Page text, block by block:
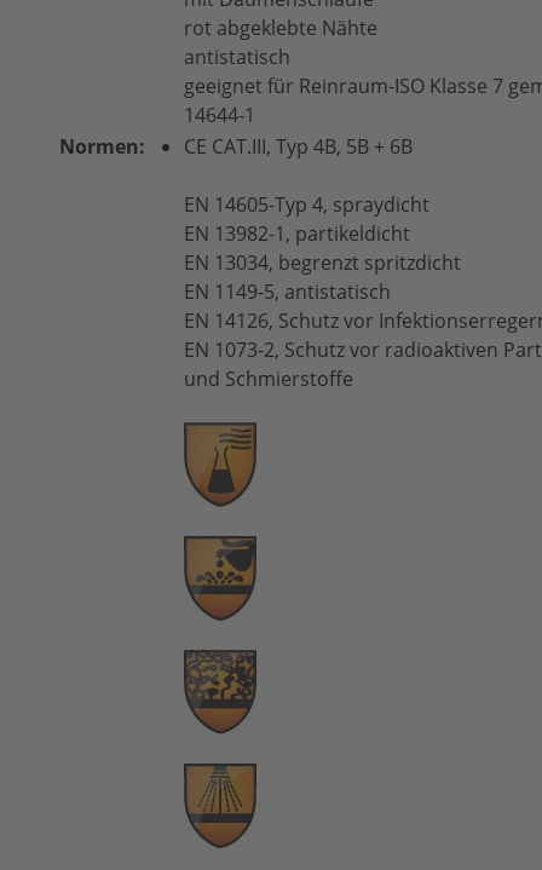
rot abgeklebte Nähte
antistatisch
geeignet für Reinraum-ISO Klasse 7
14644-1
Normen:
CE CAT.III, Typ 4B, 5B + 6B
EN 14605-Typ 4, spraydicht
EN 13982-1, partikeldicht
EN 13034, begrenzt spritzdicht
EN 1149-5, antistatisch
EN 14126, Schutz vor
EN 1073-2, Schutz vor radioaktiven
und Schmierstoffe